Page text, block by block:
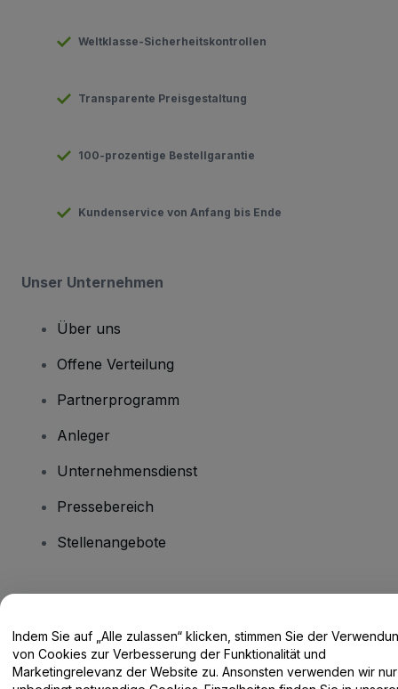
Weltklasse-Sicherheitskontrollen
Transparente Preisgestaltung
100-prozentige Bestellgarantie
Kundenservice von Anfang bis Ende
Unser Unternehmen
Über uns
Offene Verteilung
Partnerprogramm
Anleger
Unternehmensdienst
Pressebereich
Stellenangebote
Hilfe-Center / Kontakt
Indem Sie auf „Alle zulassen“ klicken, stimmen Sie der
von Cookies zur Verbesserung der Funktionalität und
Marketingrelevanz der Website zu. Ansonsten verwenden wir nur